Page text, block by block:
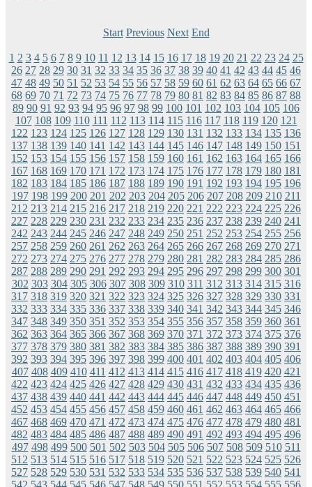
Start Previous Next End
1 2 3 4 5 6 7 8 9 10 11 12 13 14 15 16 17 18 19 20 21 22 23 24 25
26 27 28 29 30 31 32 33 34 35 36 37 38 39 40 41 42 43 44 45 46
47 48 49 50 51 52 53 54 55 56 57 58 59 60 61 62 63 64 65 66 67
68 69 70 71 72 73 74 75 76 77 78 79 80 81 82 83 84 85 86 87 88
89 90 91 92 93 94 95 96 97 98 99 100 101 102 103 104 105 106
107 108 109 110 111 112 113 114 115 116 117 118 119 120 121
122 123 124 125 126 127 128 129 130 131 132 133 134 135 136
137 138 139 140 141 142 143 144 145 146 147 148 149 150 151
152 153 154 155 156 157 158 159 160 161 162 163 164 165 166
167 168 169 170 171 172 173 174 175 176 177 178 179 180 181
182 183 184 185 186 187 188 189 190 191 192 193 194 195 196
197 198 199 200 201 202 203 204 205 206 207 208 209 210 211
212 213 214 215 216 217 218 219 220 221 222 223 224 225 226
227 228 229 230 231 232 233 234 235 236 237 238 239 240 241
242 243 244 245 246 247 248 249 250 251 252 253 254 255 256
257 258 259 260 261 262 263 264 265 266 267 268 269 270 271
272 273 274 275 276 277 278 279 280 281 282 283 284 285 286
287 288 289 290 291 292 293 294 295 296 297 298 299 300 301
302 303 304 305 306 307 308 309 310 311 312 313 314 315 316
317 318 319 320 321 322 323 324 325 326 327 328 329 330 331
332 333 334 335 336 337 338 339 340 341 342 343 344 345 346
347 348 349 350 351 352 353 354 355 356 357 358 359 360 361
362 363 364 365 366 367 368 369 370 371 372 373 374 375 376
377 378 379 380 381 382 383 384 385 386 387 388 389 390 391
392 393 394 395 396 397 398 399 400 401 402 403 404 405 406
407 408 409 410 411 412 413 414 415 416 417 418 419 420 421
422 423 424 425 426 427 428 429 430 431 432 433 434 435 436
437 438 439 440 441 442 443 444 445 446 447 448 449 450 451
452 453 454 455 456 457 458 459 460 461 462 463 464 465 466
467 468 469 470 471 472 473 474 475 476 477 478 479 480 481
482 483 484 485 486 487 488 489 490 491 492 493 494 495 496
497 498 499 500 501 502 503 504 505 506 507 508 509 510 511
512 513 514 515 516 517 518 519 520 521 522 523 524 525 526
527 528 529 530 531 532 533 534 535 536 537 538 539 540 541
542 543 544 545 546 547 548 549 550 551 552 553 554 555 556